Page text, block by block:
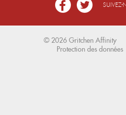
SUIVEZ-
© 2026 Gritchen Affinity
Protection des données